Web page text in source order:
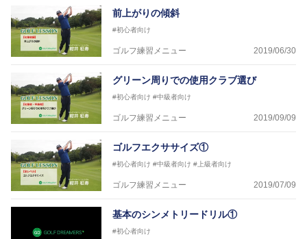
前上がりの傾斜
#初心者向け
ゴルフ練習メニュー 2019/06/30
グリーン周りでの使用クラブ選び
#初心者向け #中級者向け
ゴルフ練習メニュー 2019/09/09
ゴルフエクササイズ①
#初心者向け #中級者向け #上級者向け
ゴルフ練習メニュー 2019/07/09
基本のシンメトリードリル①
#初心者向け